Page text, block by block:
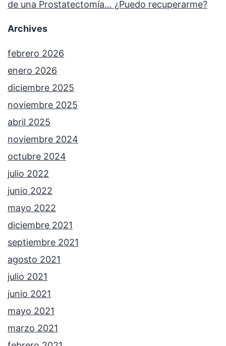
de una Prostatectomía… ¿Puedo recuperarme?
Archives
febrero 2026
enero 2026
diciembre 2025
noviembre 2025
abril 2025
noviembre 2024
octubre 2024
julio 2022
junio 2022
mayo 2022
diciembre 2021
septiembre 2021
agosto 2021
julio 2021
junio 2021
mayo 2021
marzo 2021